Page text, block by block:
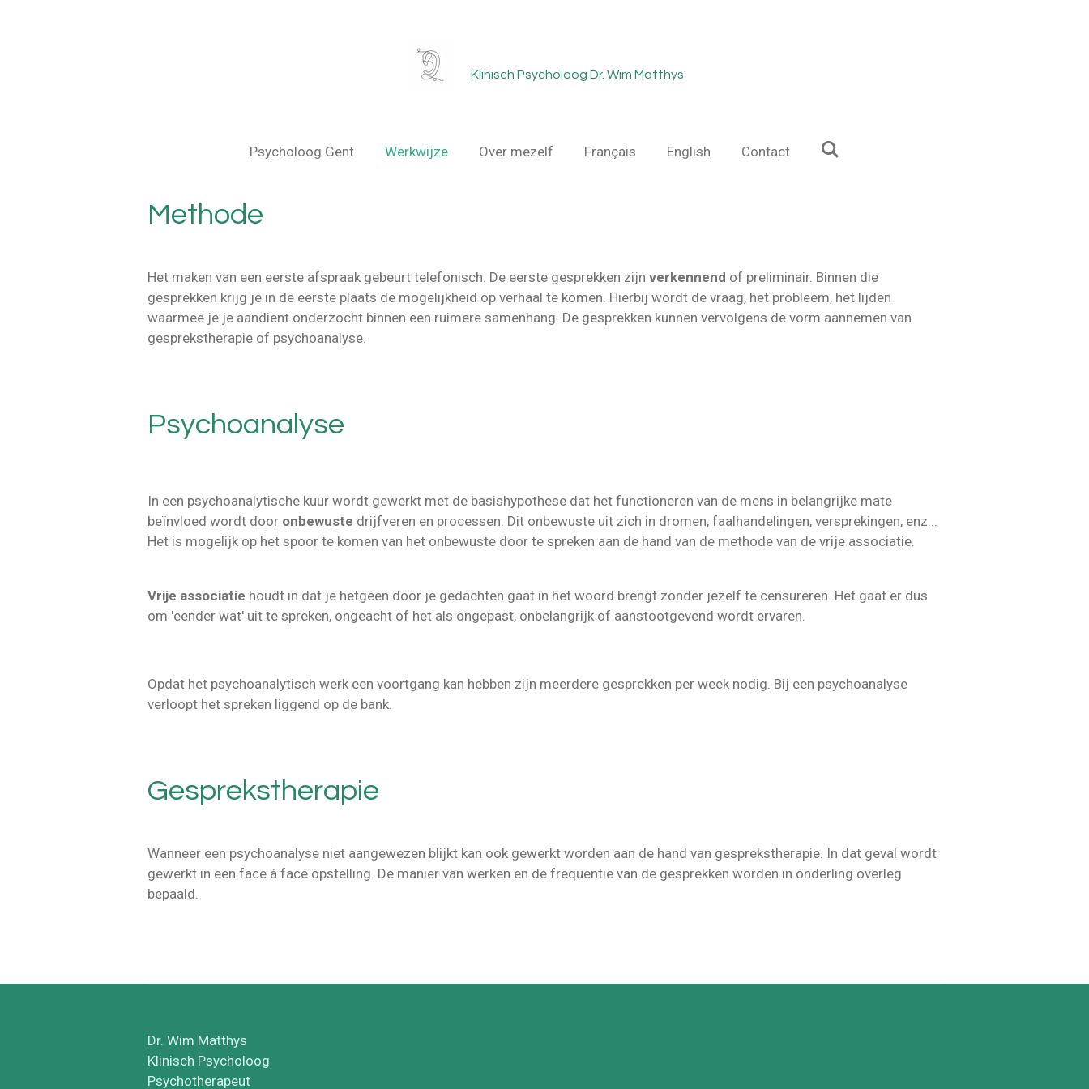
Klinisch Psycholoog Dr. Wim Matthys
Psycholoog Gent Werkwijze Over mezelf Français English Contact
Methode
Het maken van een eerste afspraak gebeurt telefonisch. De eerste gesprekken zijn verkennend of preliminair. Binnen die
gesprekken krijg je in de eerste plaats de mogelijkheid op verhaal te komen. Hierbij wordt de vraag, het probleem, het lijden
waarmee je je aandient onderzocht binnen een ruimere samenhang. De gesprekken kunnen vervolgens de vorm aannemen van
gesprekstherapie of psychoanalyse.
Psychoanalyse
In een psychoanalytische kuur wordt gewerkt met de basishypothese dat het functioneren van de mens in belangrijke mate
beïnvloed wordt door onbewuste drijfveren en processen. Dit onbewuste uit zich in dromen, faalhandelingen, versprekingen, enz...
Het is mogelijk op het spoor te komen van het onbewuste door te spreken aan de hand van de methode van de vrije associatie.
Vrije associatie houdt in dat je hetgeen door je gedachten gaat in het woord brengt zonder jezelf te censureren. Het gaat er dus
om 'eender wat' uit te spreken, ongeacht of het als ongepast, onbelangrijk of aanstootgevend wordt ervaren.
Opdat het psychoanalytisch werk een voortgang kan hebben zijn meerdere gesprekken per week nodig. Bij een psychoanalyse
verloopt het spreken liggend op de bank.
Gesprekstherapie
Wanneer een psychoanalyse niet aangewezen blijkt kan ook gewerkt worden aan de hand van gesprekstherapie. In dat geval wordt
gewerkt in een face à face opstelling. De manier van werken en de frequentie van de gesprekken worden in onderling overleg
bepaald.
Dr. Wim Matthys
Klinisch Psycholoog
Psychotherapeut